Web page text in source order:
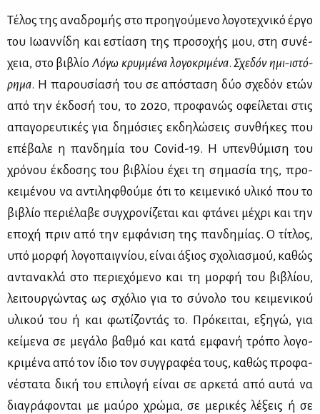
Τέ­λος της ανα­δρο­μής στο προη­γού­με­νο λο­γο­τε­χνι­κό έρ­γο
του Ιω­αν­νί­δη και εστί­α­ση της προ­σο­χής μου, στη συ­νέ­
χεια, στο βι­βλίοΛό­γω κρυμ­μέ­να λο­γο­κρι­μέ­να.Σχε­δόν ημι-ιστό­
ρη­μα. Η πα­ρου­σί­α­σή του σε από­στα­ση δύο σχε­δόν ετών
από την έκ­δο­σή του, το 2020, προ­φα­νώς οφεί­λε­ται στις
απα­γο­ρευ­τι­κές για δη­μό­σιες εκ­δη­λώ­σεις συν­θή­κες που
επέ­βα­λε η παν­δη­μία του Covid-19. Η υπεν­θύ­μι­ση του
χρό­νου έκ­δο­σης του βι­βλί­ου έχει τη ση­μα­σία της, προ­
κει­μέ­νου να αντι­λη­φθού­με ότι το κει­με­νι­κό υλι­κό που το
βι­βλίο πε­ριέ­λα­βε συγ­χρο­νί­ζε­ται και φτά­νει μέ­χρι και την
επο­χή πριν από την εμ­φά­νι­ση της παν­δη­μί­ας. Ο τί­τλος,
υπό μορ­φή λο­γο­παι­γνί­ου, εί­ναι άξιος σχο­λια­σμού, κα­θώς
αντα­να­κλά στο πε­ριε­χό­με­νο και τη μορ­φή του βι­βλί­ου,
λει­τουρ­γώ­ντας ως σχό­λιο για το σύ­νο­λο του κει­με­νι­κού
υλι­κού του ή και φω­τί­ζο­ντάς το. Πρό­κει­ται, εξη­γώ, για
κεί­με­να σε με­γά­λο βαθ­μό και κα­τά εμ­φα­νή τρό­πο λο­γο­
κρι­μέ­να από τον ίδιο τον συγ­γρα­φέα τους, κα­θώς προ­φα­
νέ­στα­τα δι­κή του επι­λο­γή εί­ναι σε αρ­κε­τά από αυ­τά να
δια­γρά­φο­νται με μαύ­ρο χρώ­μα, σε με­ρι­κές λέ­ξεις ή σε